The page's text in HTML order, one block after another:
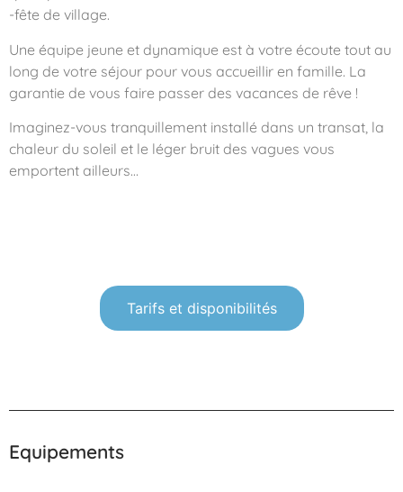
-fête de village.
Une équipe jeune et dynamique est à votre écoute tout au
long de votre séjour pour vous accueillir en famille. La
garantie de vous faire passer des vacances de rêve !
Imaginez-vous tranquillement installé dans un transat, la
chaleur du soleil et le léger bruit des vagues vous
emportent ailleurs…
Tarifs et disponibilités
Equipements